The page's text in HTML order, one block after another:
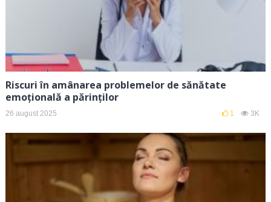
Riscuri în amânarea problemelor de sănătate
emoțională a părinților
26 august 2025 1 3K